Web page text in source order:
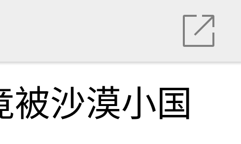
被沙漠小国